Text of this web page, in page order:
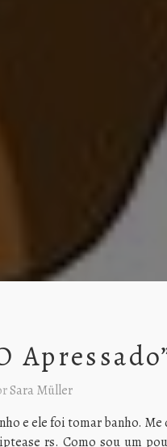
Sara Müller
e ele foi tomar banho. Me
rs. Como sou um